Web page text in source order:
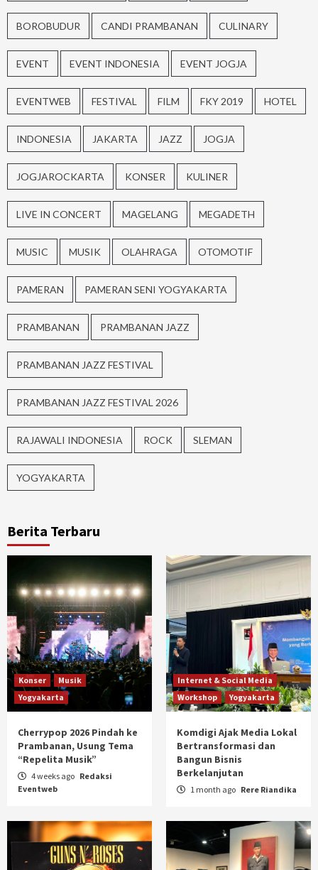
BOROBUDUR CANDI PRAMBANAN CULINARY
EVENT EVENT INDONESIA EVENT JOGJA
EVENTWEB FESTIVAL FILM FKY 2019 HOTEL
INDONESIA JAKARTA JAZZ JOGJA
JOGJAROCKARTA KONSER KULINER
LIVE IN CONCERT MAGELANG MEGADETH
MUSIC MUSIK OLAHRAGA OTOMOTIF
PAMERAN PAMERAN SENI YOGYAKARTA
PRAMBANAN PRAMBANAN JAZZ
PRAMBANAN JAZZ FESTIVAL
PRAMBANAN JAZZ FESTIVAL 2026
RAJAWALI INDONESIA ROCK SLEMAN
YOGYAKARTA
Berita Terbaru
Konser
Musik
Yogyakarta
Cherrypop 2026 Pindah ke
Prambanan, Usung Tema
“Repelita Musik”
4 weeks ago Redaksi
Eventweb
Internet & Social Media
Workshop
Yogyakarta
Komdigi Ajak Media Lokal
Bertransformasi dan
Bangun Bisnis
Berkelanjutan
1 month ago Rere Riandika